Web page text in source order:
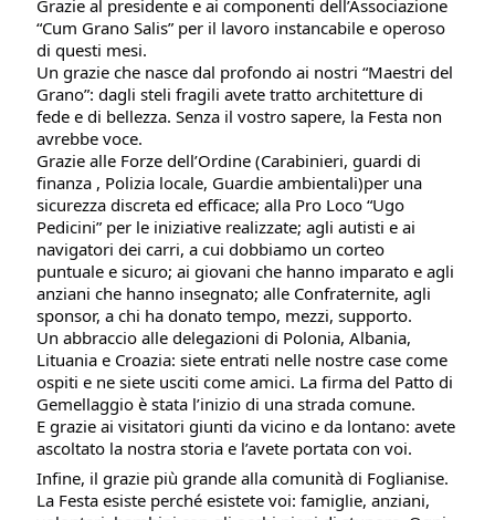
Grazie al presidente e ai componenti dell’Associazione
“Cum Grano Salis” per il lavoro instancabile e operoso
di questi mesi.
Un grazie che nasce dal profondo ai nostri “Maestri del
Grano”: dagli steli fragili avete tratto architetture di
fede e di bellezza. Senza il vostro sapere, la Festa non
avrebbe voce.
Grazie alle Forze dell’Ordine (Carabinieri, guardi di
finanza , Polizia locale, Guardie ambientali)per una
sicurezza discreta ed efficace; alla Pro Loco “Ugo
Pedicini” per le iniziative realizzate; agli autisti e ai
navigatori dei carri, a cui dobbiamo un corteo
puntuale e sicuro; ai giovani che hanno imparato e agli
anziani che hanno insegnato; alle Confraternite, agli
sponsor, a chi ha donato tempo, mezzi, supporto.
Un abbraccio alle delegazioni di Polonia, Albania,
Lituania e Croazia: siete entrati nelle nostre case come
ospiti e ne siete usciti come amici. La firma del Patto di
Gemellaggio è stata l’inizio di una strada comune.
E grazie ai visitatori giunti da vicino e da lontano: avete
ascoltato la nostra storia e l’avete portata con voi.
Infine, il grazie più grande alla comunità di Foglianise.
La Festa esiste perché esistete voi: famiglie, anziani,